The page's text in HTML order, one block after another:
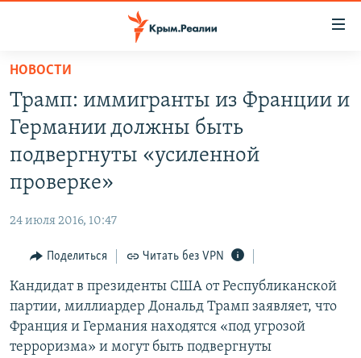
Вернуться
основному
содержанию
Вернутся
главной
Вернутся
поиску
СПЕЦПРОЕКТЫ
ВОДА
ИНФОГРАФИКА
ТЕЛЕПРОЕКТ КРЫМ.РЕАЛИИ
СОВЕТЫ ПРАВОЗАЩИТНИКОВ
ПРОПАВШИЕ БЕЗ ВЕСТИ
РАДІО СВОБОДА
КАК ОБОЙТИ БЛОКИРОВКУ
Українською
Qırımtatar
НОВОСТИ
Трамп: иммигранты из Франции и
Германии должны быть
подвергнуты «усиленной
проверке»
24 июля 2016, 10:47
Поделиться Читать без VPN
Кандидат в президенты США от Республиканской
партии, миллиардер Дональд Трамп заявляет, что
Франция и Германия находятся «под угрозой
терроризма» и могут быть подвергнуты